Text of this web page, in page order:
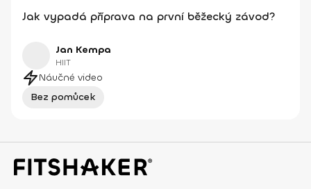
Jak vypadá příprava na první běžecký závod?
Jan Kempa
HIIT
Náučné video
Bez pomůcek